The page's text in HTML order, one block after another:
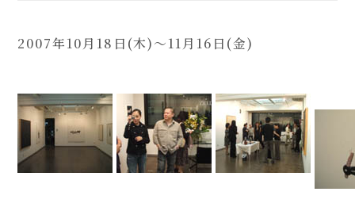
2007年10月18日(木)～11月16日(金)